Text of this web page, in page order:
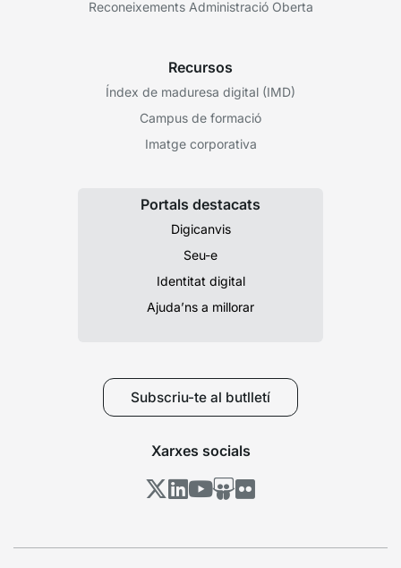
Reconeixements Administració Oberta
Recursos
Índex de maduresa digital (IMD)
Campus de formació
Imatge corporativa
Portals destacats
Digicanvis
Seu-e
Identitat digital
Ajuda’ns a millorar
Subscriu-te al butlletí
Xarxes socials